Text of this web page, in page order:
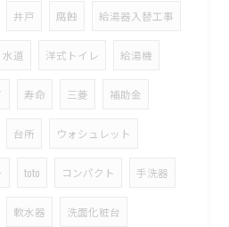
井戸 腐蝕 給湯器入替工事
水道 洋式トイレ 給湯機
寿命 三菱 補助金
台所 ウォシュレット
toto コンパクト 手洗器
軟水器 洗面化粧台